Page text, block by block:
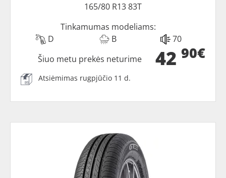
165/80 R13 83T
Tinkamumas modeliams:
D
B 70
42 90€
Šiuo metu prekės neturime
Atsiėmimas rugpjūčio 11 d.